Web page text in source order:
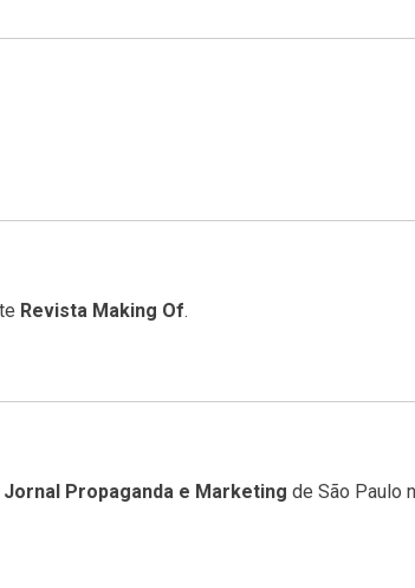
Revista Making Of.
Jornal Propaganda e Marketing de São Paulo